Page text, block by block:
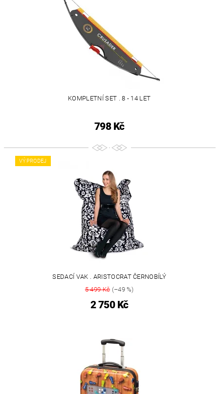
KOMPLETNÍ SET . 8 - 14 LET
798 Kč
VÝPRODEJ
SEDACÍ VAK . ARISTOCRAT ČERNOBÍLÝ
5 499 Kč(–49 %)
2 750 Kč